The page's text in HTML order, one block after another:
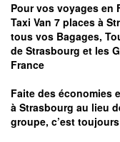
Pour vos voyages en
Taxi Van 7 places à
tous vos Bagages,
de Strasbourg et les
France
Faite des économies
à Strasbourg au lieu
groupe, c’est